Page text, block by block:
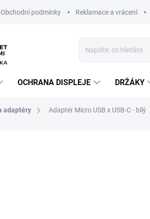
Obchodní podmínky Reklamace a vrácení
OCHRANA DISPLEJE DRŽÁKY
adaptéry Adaptér Micro USB x USB-C - bílý